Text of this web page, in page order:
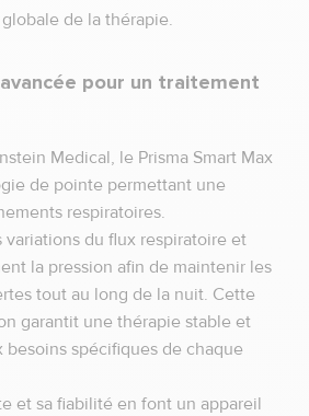
de la thérapie.
pour un traitement
Medical, le Prisma Smart Max
de pointe permettant une
respiratoires.
variations du flux respiratoire et
la pression afin de maintenir les
tout au long de la nuit. Cette
garantit une thérapie stable et
besoins spécifiques de chaque
et sa fiabilité en font un appareil